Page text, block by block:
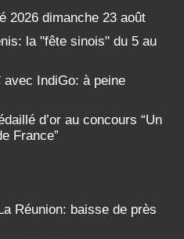
2026 dimanche 23 août
la "fête sinois" du 5 au
avec IndiGo: à peine
d’or au concours “Un
France”
Réunion: baisse de près